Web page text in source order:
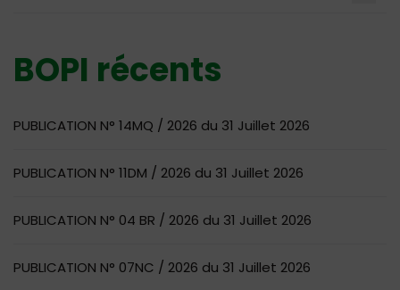
BOPI récents
PUBLICATION N° 14MQ / 2026 du 31 Juillet 2026
PUBLICATION N° 11DM / 2026 du 31 Juillet 2026
PUBLICATION N° 04 BR / 2026 du 31 Juillet 2026
PUBLICATION N° 07NC / 2026 du 31 Juillet 2026